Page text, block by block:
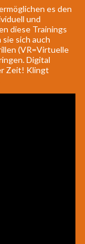
es den
und
diese Trainings
sich auch
(VR=Virtuelle
Digital
Zeit! Klingt